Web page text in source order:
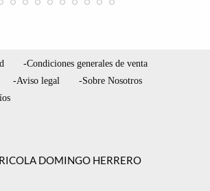
-Condiciones generales de venta
-Aviso legal
-Sobre Nosotros
DOMINGO HERRERO